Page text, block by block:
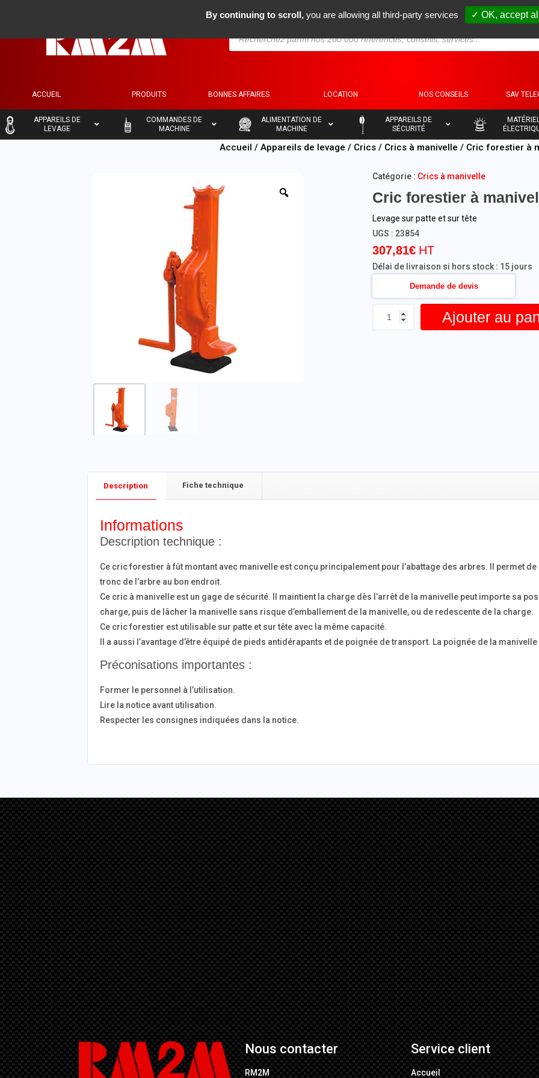
ACCUEIL
– PRODUITS
– BONNES AFFAIRES
– LOCATION
– NOS CONSEILS SAV –
APPAREILS DE
LEVAGE
COMMANDES DE
MACHINE
ALIMENTATION DE
MACHINE
APPAREILS DE
SÉCURITÉ
Accueil /Appareils de levage / Crics / Crics à manivelle / Cric forestier à
Cric forestier à
307,81€
Délai de livraison si hors stock : 15 jours
Levage sur patte et sur tête
Ajouter au
Demande de devis
UGS : 23854
Catégorie : Crics à manivelle
Description Fiche technique
Informations
Description technique :
Ce cric forestier à fût montant avec manivelle est conçu principalement pour l’abattage des arbres. Il permet
tronc de l’arbre au bon endroit.
Ce cric à manivelle est un gage de sécurité. Il maintient la charge dès l’arrêt de la manivelle peut importe sa
charge, puis de lâcher la manivelle sans risque d’emballement de la manivelle, ou de redescente de la charge.
Ce cric forestier est utilisable sur patte et sur tête avec la même capacité.
Il a aussi l’avantage d’être équipé de pieds antidérapants et de poignée de transport. La poignée de la
Préconisations importantes :
Former le personnel à l’utilisation.
Lire la notice avant utilisation.
Respecter les consignes indiquées dans la notice.
Nous contacter
RM2M
Service client
Accueil
By continuing to scroll, you are allowing all third-party services ✓ OK, accept